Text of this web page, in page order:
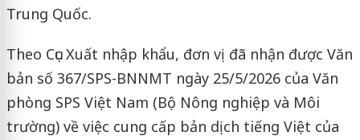
Trung Quốc.
Theo Cục Xuất nhập khẩu, đơn vị đã nhận được Văn
bản số 367/SPS-BNNMT ngày 25/5/2026 của Văn
phòng SPS Việt Nam (Bộ Nông nghiệp và Môi
trường) về việc cung cấp bản dịch tiếng Việt của